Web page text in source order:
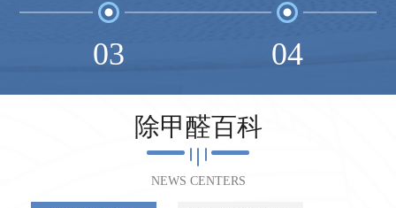
03 04
除甲醛百科
NEWS CENTERS